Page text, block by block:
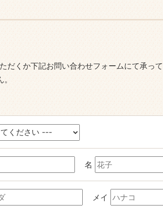
だくか下記お問い合わせフォームにて承っ
名
メイ